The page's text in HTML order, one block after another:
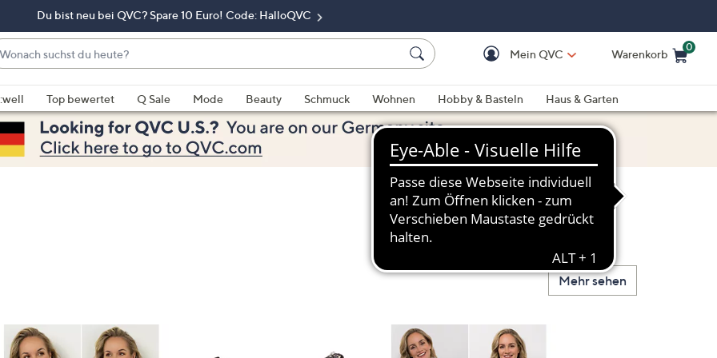
Du bist neu bei QVC? Spare 10 Euro! Code: HalloQVC
Mein QVC Warenkorb
0
Top bewertet Q Sale Mode Beauty Schmuck Wohnen Hobby & Basteln
Haus & Garten
Mehr sehen